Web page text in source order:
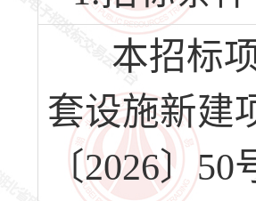
本招标
套设施新建
〔2026〕